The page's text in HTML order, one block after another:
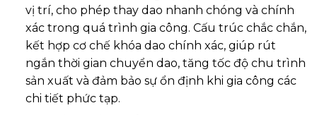
vị trí, cho phép thay dao nhanh chóng và chính
xác trong quá trình gia công. Cấu trúc chắc chắn,
kết hợp cơ chế khóa dao chính xác, giúp rút
ngắn thời gian chuyển dao, tăng tốc độ chu trình
sản xuất và đảm bảo sự ổn định khi gia công các
chi tiết phức tạp.